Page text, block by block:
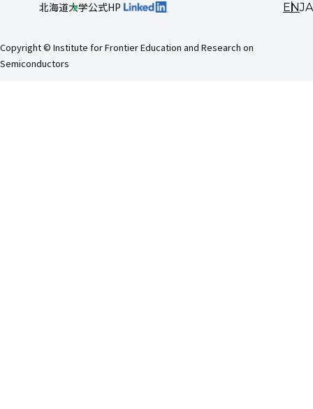
Copyright © Institute for Frontier Education and Research on
Semiconductors
北海道大学公式HP ENJA